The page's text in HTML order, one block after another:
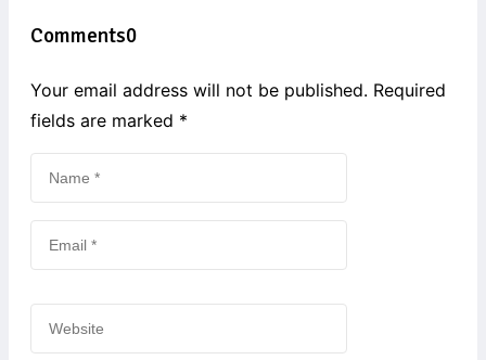
Comments0
Your email address will not be published. Required
fields are marked *